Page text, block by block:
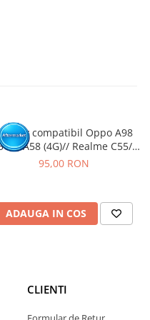
GSM.
specializat.
compatibil Oppo A98
/ A58 (4G)// Realme C55/
11X (5G) // OnePlus Nord CE
95,00 RON
ADAUGA IN COS
CLIENTI